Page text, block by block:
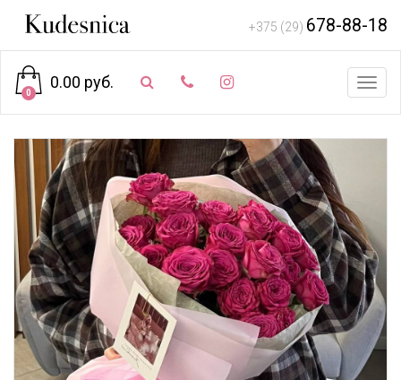
+375 (29) 678-88-18
0
0.00 руб.